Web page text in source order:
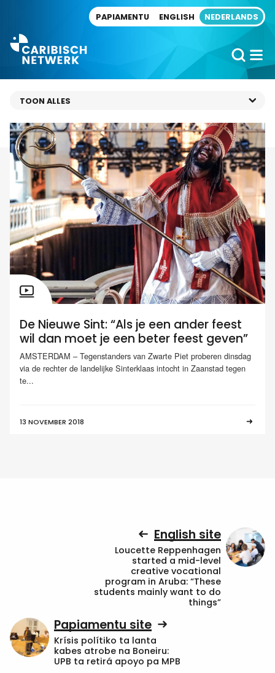
PAPIAMENTU ENGLISH NEDERLANDS
De Nieuwe Sint: “Als je een ander feest
wil dan moet je een beter feest geven”
AMSTERDAM – Tegenstanders van Zwarte Piet proberen dinsdag
via de rechter de landelijke Sinterklaas intocht in Zaanstad tegen
te...
13 NOVEMBER 2018
English site
Loucette Reppenhagen
started a mid-level
creative vocational
program in Aruba: “These
students mainly want to do
things”
Papiamentu site
Krísis polítiko ta lanta
kabes atrobe na Boneiru:
UPB ta retirá apoyo pa MPB